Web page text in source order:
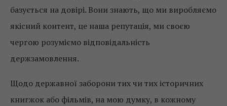
базується на довірі. Вони знають, що ми виробляємо
якісний контент, це наша репутація, ми своєю
чергою розуміємо відповідальність
держзамовлення.
Щодо державної заборони тих чи тих історичних
книгжок або фільмів, на мою думку, в кожному